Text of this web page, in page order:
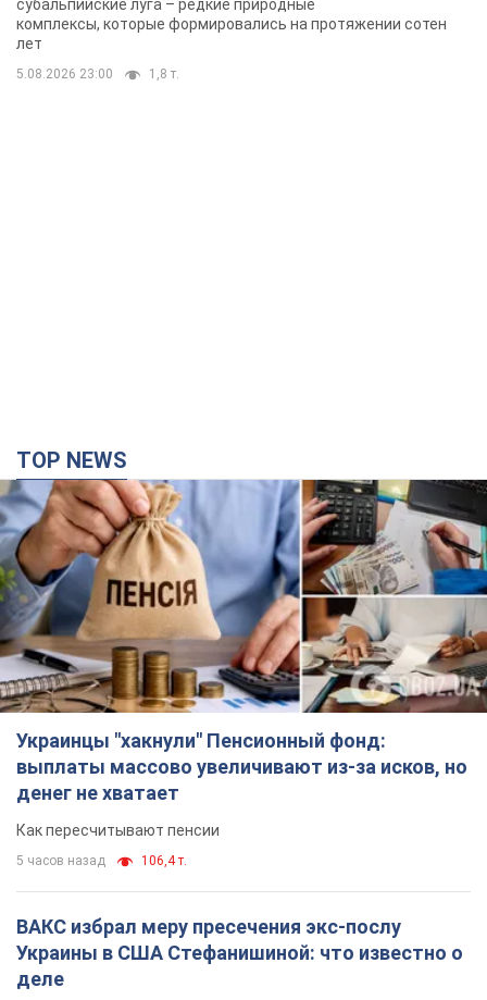
Украинцы "хакнули" Пенсионный фонд:
выплаты массово увеличивают из-за исков, но
денег не хватает
Как пересчитывают пенсии
5 часов назад 106,4 т.
ВАКС избрал меру пресечения экс-послу
Украины в США Стефанишиной: что известно о
деле
Суд не полностью удовлетворил ходатайство прокуратуры
2 часа назад 4,3 т.
Россия атаковала судно под флагом Гвинеи-
Бисау в Чёрном море: есть погибший и
пострадавшие
Сухогруз был гражданским и перевозил украинскую пшеницу